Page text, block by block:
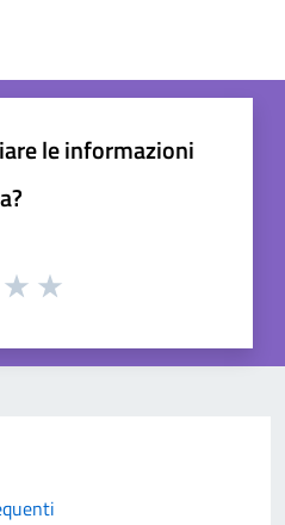
le informazioni